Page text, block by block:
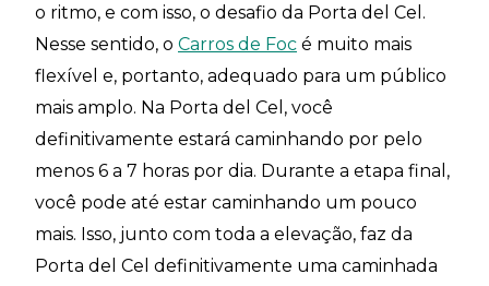
o ritmo, e com isso, o desafio da Porta del Cel.
Nesse sentido, o Carros de Foc é muito mais
flexível e, portanto, adequado para um público
mais amplo. Na Porta del Cel, você
definitivamente estará caminhando por pelo
menos 6 a 7 horas por dia. Durante a etapa final,
você pode até estar caminhando um pouco
mais. Isso, junto com toda a elevação, faz da
Porta del Cel definitivamente uma caminhada